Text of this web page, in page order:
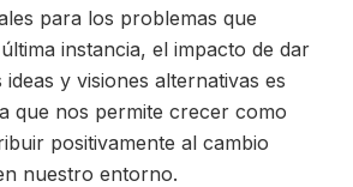
para los problemas que
instancia, el impacto de dar
y visiones alternativas es
que nos permite crecer como
positivamente al cambio
nuestro entorno.